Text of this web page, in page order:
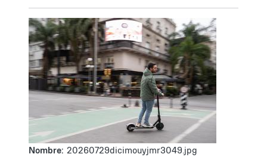
Nombre: 20260729dicimouyjmr3049.jpg